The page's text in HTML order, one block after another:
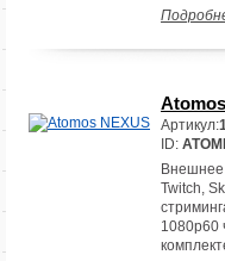
Артикул:
ID:
Внешнее
Twitch,
1080p60